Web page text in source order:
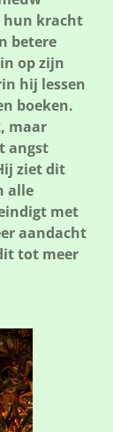
hun kracht
betere
op zijn
hij lessen
boeken.
maar
angst
ziet dit
alle
met
aandacht
tot meer